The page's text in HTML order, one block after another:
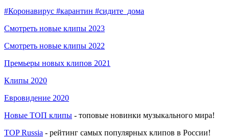
#Коронавирус #карантин #сидите_дома
Смотреть новые клипы 2023
Смотреть новые клипы 2022
Премьеры новых клипов 2021
Клипы 2020
Евровидение 2020
Новые ТОП клипы - топовые новинки музыкального мира!
TOP Russia - рейтинг самых популярных клипов в России!